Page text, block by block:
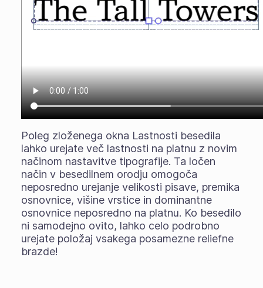
Poleg zloženega okna Lastnosti besedila
lahko urejate več lastnosti na platnu z novim
načinom nastavitve tipografije. Ta ločen
način v besedilnem orodju omogoča
neposredno urejanje velikosti pisave, premika
osnovnice, višine vrstice in dominantne
osnovnice neposredno na platnu. Ko besedilo
ni samodejno ovito, lahko celo podrobno
urejate položaj vsakega posamezne reliefne
brazde!